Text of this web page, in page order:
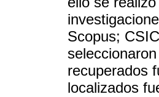
Scopus;
recuperados
localizados